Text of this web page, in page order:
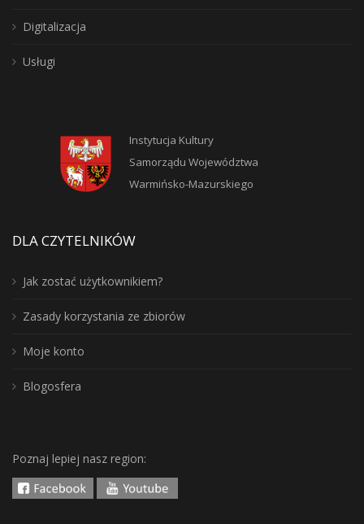
Digitalizacja
Usługi
Instytucja Kultury
Samorządu Województwa
Warmińsko-Mazurskiego
DLA CZYTELNIKÓW
Jak zostać użytkownikiem?
Zasady korzystania ze zbiorów
Moje konto
Blogosfera
Poznaj lepiej nasz region: